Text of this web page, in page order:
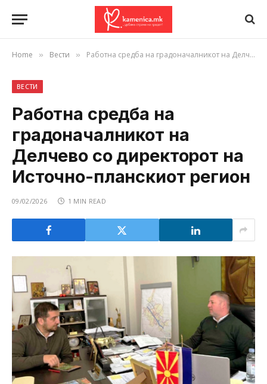
Home » Вести » Работна средба на градоначалникот на Делчево со директорот на Источно-планскиот регион
ВЕСТИ
Работна средба на
градоначалникот на
Делчево со директорот на
Источно-планскиот регион
09/02/2026 1 MIN READ